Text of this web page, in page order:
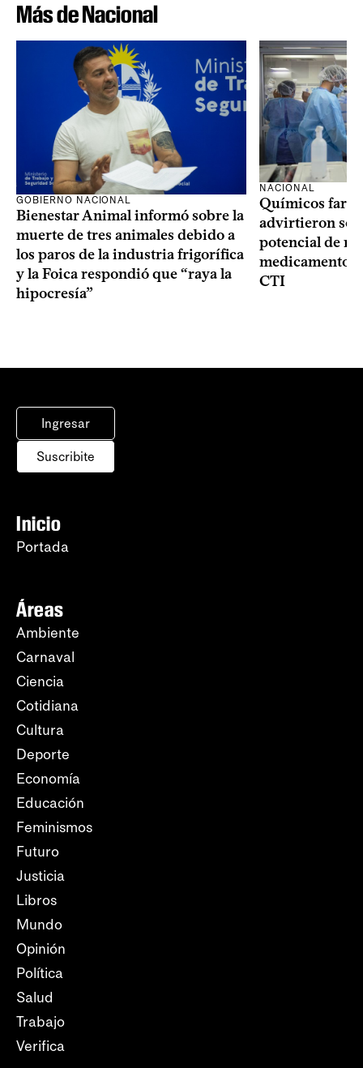
Más de Nacional
GOBIERNO NACIONAL
Bienestar Animal informó sobre la
muerte de tres animales debido a
los paros de la industria frigorífica
y la Foica respondió que “raya la
hipocresía”
NACIONAL
Químicos
advirtieron
potencial de
medicamentos
CTI
Ingresar
Suscribite
Inicio
Portada
Áreas
Ambiente
Carnaval
Ciencia
Cotidiana
Cultura
Deporte
Economía
Educación
Feminismos
Futuro
Justicia
Libros
Mundo
Opinión
Política
Salud
Trabajo
Verifica